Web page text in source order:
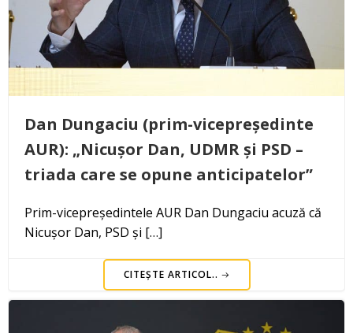
Dan Dungaciu (prim-vicepreședinte
AUR): „Nicușor Dan, UDMR și PSD –
triada care se opune anticipatelor”
Prim-vicepreședintele AUR Dan Dungaciu acuză că
Nicușor Dan, PSD și […]
CITEȘTE ARTICOL..